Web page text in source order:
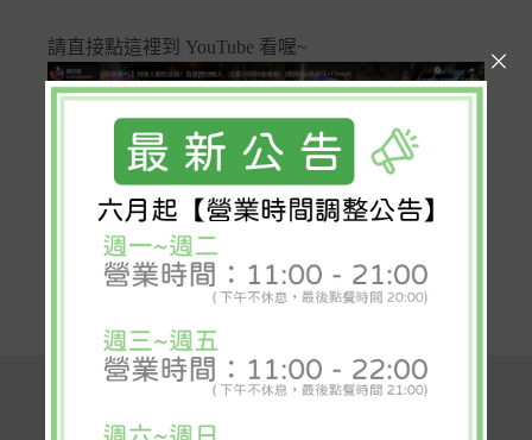
請直接點這裡到 YouTube 看喔~
購物需知
服務及隱私權條款